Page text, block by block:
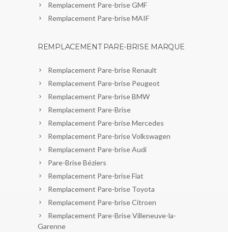
Remplacement Pare-brise GMF
Remplacement Pare-brise MAIF
REMPLACEMENT PARE-BRISE MARQUE
Remplacement Pare-brise Renault
Remplacement Pare-brise Peugeot
Remplacement Pare-brise BMW
Remplacement Pare-Brise
Remplacement Pare-brise Mercedes
Remplacement Pare-brise Volkswagen
Remplacement Pare-brise Audi
Pare-Brise Béziers
Remplacement Pare-brise Fiat
Remplacement Pare-brise Toyota
Remplacement Pare-brise Citroen
Remplacement Pare-Brise Villeneuve-la-
Garenne